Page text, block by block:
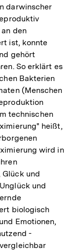
darwinscher
den
ist, konnte
gehört
So erklärt es
Bakterien
(Menschen
technischen
heißt,
wird in
Glück und
und
biologisch
Emotionen,
-